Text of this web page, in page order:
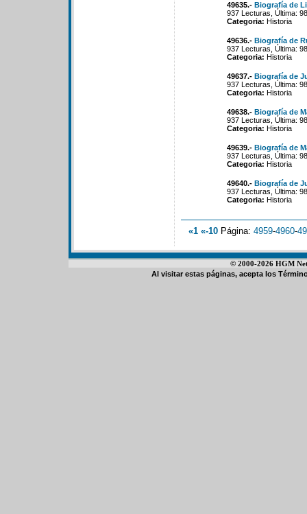
49635.- Biografía de
937 Lecturas, Última:
Categoria: Historia
49636.- Biografía de
937 Lecturas, Última:
Categoria: Historia
49637.- Biografía de
937 Lecturas, Última:
Categoria: Historia
49638.- Biografía de
937 Lecturas, Última:
Categoria: Historia
49639.- Biografía de
937 Lecturas, Última:
Categoria: Historia
49640.- Biografía de
937 Lecturas, Última:
Categoria: Historia
«1 «-10 Página: 4959-4960-
© 2000-2026 HGM
Al visitar estas páginas, acepta los